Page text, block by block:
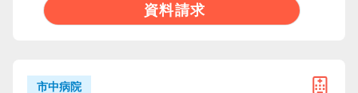
資料請求
市中病院